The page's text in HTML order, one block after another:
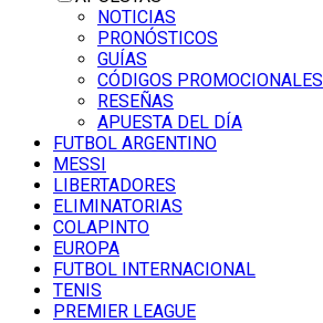
NOTICIAS
PRONÓSTICOS
GUÍAS
CÓDIGOS PROMOCIONALES
RESEÑAS
APUESTA DEL DÍA
FUTBOL ARGENTINO
MESSI
LIBERTADORES
ELIMINATORIAS
COLAPINTO
EUROPA
FUTBOL INTERNACIONAL
TENIS
PREMIER LEAGUE